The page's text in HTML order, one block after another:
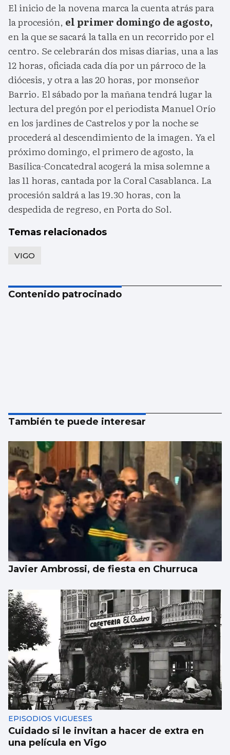
El inicio de la novena marca la cuenta atrás para
la procesión, el primer domingo de agosto,
en la que se sacará la talla en un recorrido por el
centro. Se celebrarán dos misas diarias, una a las
12 horas, oficiada cada día por un párroco de la
diócesis, y otra a las 20 horas, por monseñor
Barrio. El sábado por la mañana tendrá lugar la
lectura del pregón por el periodista Manuel Orío
en los jardines de Castrelos y por la noche se
procederá al descendimiento de la imagen. Ya el
próximo domingo, el primero de agosto, la
Basílica-Concatedral acogerá la misa solemne a
las 11 horas, cantada por la Coral Casablanca. La
procesión saldrá a las 19.30 horas, con la
despedida de regreso, en Porta do Sol.
Temas relacionados
VIGO
Contenido patrocinado
También te puede interesar
Javier Ambrossi, de fiesta en Churruca
EPISODIOS VIGUESES
Cuidado si le invitan a hacer de extra en
una película en Vigo